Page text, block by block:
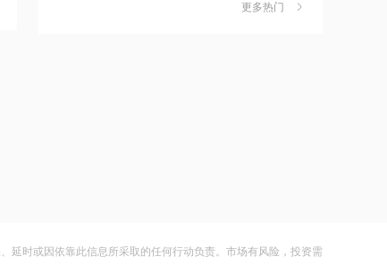
茉莉奶白陷降薪罗生门，当事人称：公
大涨152%！哈啰、美团单车“好伙伴”登
更多热门
延时或因依靠此信息所采取的任何行动负责。市场有风险，投资需